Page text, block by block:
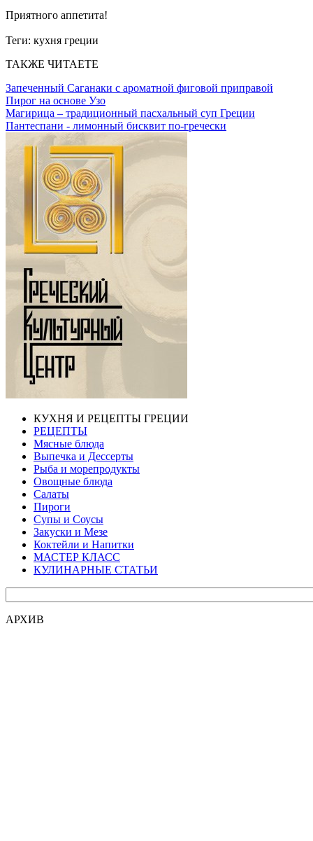
Приятного аппетита!
Теги: кухня греции
ТАКЖЕ ЧИТАЕТЕ
Запеченный Саганаки с ароматной фиговой приправой
Пирог на основе Узо
Магирица – традиционный пасхальный суп Греции
Пантеспани - лимонный бисквит по-гречески
КУХНЯ И РЕЦЕПТЫ ГРЕЦИИ
РЕЦЕПТЫ
Мясные блюда
Выпечка и Дессерты
Рыба и морепродукты
Овощные блюда
Салаты
Пироги
Супы и Соусы
Закуски и Мезе
Коктейли и Напитки
МАСТЕР КЛАСС
КУЛИНАРНЫЕ СТАТЬИ
АРХИВ